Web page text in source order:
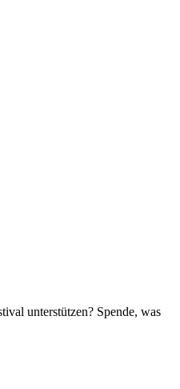
unterstützen? Spende, was